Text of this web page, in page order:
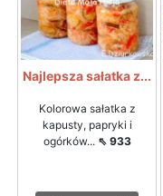
Najlepsza sałatka z...
Kolorowa sałatka z
kapusty, papryki i
ogórków... ⇖ 933